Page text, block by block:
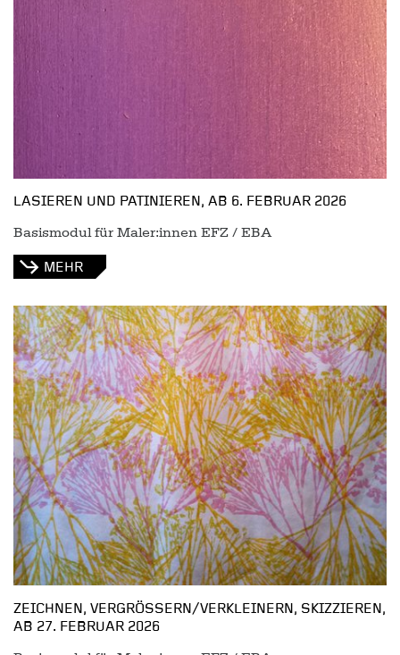
LASIEREN UND PATINIEREN, AB 6. FEBRUAR 2026
Basismodul für Maler:innen EFZ / EBA
MEHR
ZEICHNEN, VERGRÖSSERN/VERKLEINERN, SKIZZIEREN,
AB 27. FEBRUAR 2026